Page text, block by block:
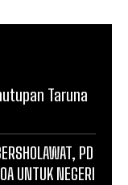
Taruna
PD
UNTUK NEGERI